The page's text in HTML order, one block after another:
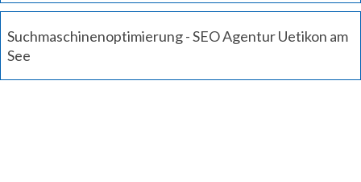
Suchmaschinenoptimierung - SEO Agentur Uetikon am
See